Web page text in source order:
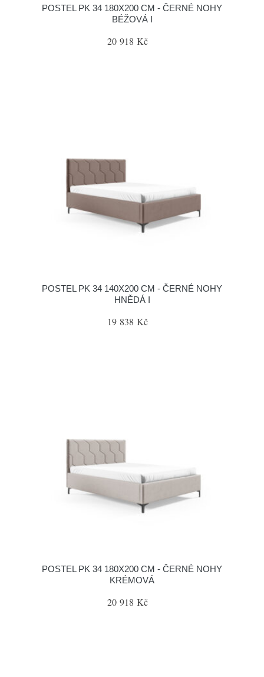
POSTEL PK 34 180X200 CM - ČERNÉ NOHY
BÉŽOVÁ I
20 918 Kč
POSTEL PK 34 140X200 CM - ČERNÉ NOHY
HNĚDÁ I
19 838 Kč
POSTEL PK 34 180X200 CM - ČERNÉ NOHY
KRÉMOVÁ
20 918 Kč